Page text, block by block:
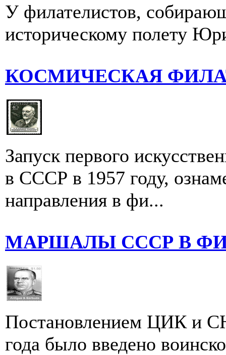
У филателистов,
историческому полету
КОСМИЧЕСКАЯ
Запуск первого
в СССР в 1957 году,
направления в фи...
МАРШАЛЫ СССР В
Постановлением ЦИК и
года было введено